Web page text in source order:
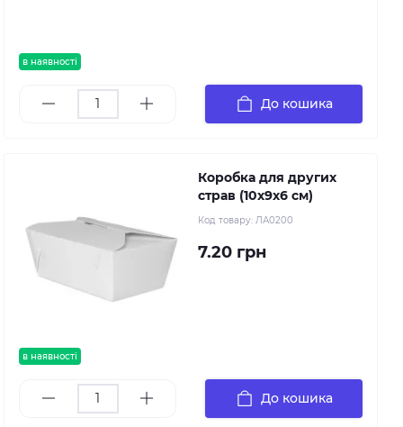
в наявності
До кошика
в наявності
Коробка для других
страв (10х9х6 см)
Код товару: ЛА0200
7.20 грн
До кошика